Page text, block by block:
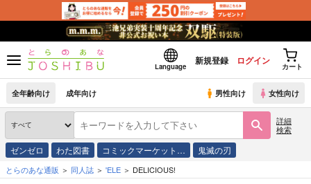
Language
新規登録 ログイン
カート
全年齢向け 成年向け 男性向け 女性向け
詳細
検索
ゼンゼロ わた図書 コミックマーケット… 鬼滅の刃
とらのあな通販 同人誌 'ELE DELICIOUS!